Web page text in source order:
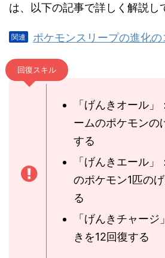
は、以下の記事で詳しく解説し
ポケモンスリープの進化
回復スキル
「げんきオール
ームのポケモンの
する
「げんきエール
のポケモン1匹の
る
「げんきチャー
きを12回復する